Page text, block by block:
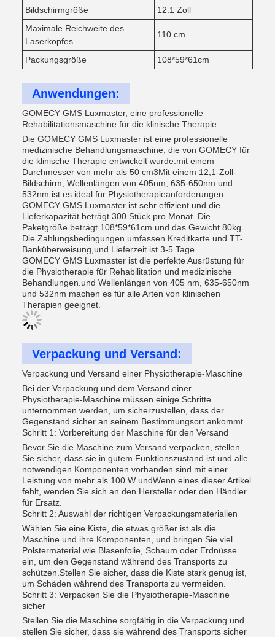
Bildschirmgröße
12.1 Zoll
Maximale Reichweite des
Laserkopfes
110 cm
Packungsgröße 108*59*61cm
Anwendungen:
GOMECY GMS Luxmaster, eine professionelle
Rehabilitationsmaschine für die klinische Therapie
Die GOMECY GMS Luxmaster ist eine professionelle
medizinische Behandlungsmaschine, die von GOMECY für
die klinische Therapie entwickelt wurde.mit einem
Durchmesser von mehr als 50 cm3Mit einem 12,1-Zoll-
Bildschirm, Wellenlängen von 405nm, 635-650nm und
532nm ist es ideal für Physiotherapieanforderungen.
GOMECY GMS Luxmaster ist sehr effizient und die
Lieferkapazität beträgt 300 Stück pro Monat. Die
Paketgröße beträgt 108*59*61cm und das Gewicht 80kg.
Die Zahlungsbedingungen umfassen Kreditkarte und TT-
Banküberweisung,und Lieferzeit ist 3-5 Tage.
GOMECY GMS Luxmaster ist die perfekte Ausrüstung für
die Physiotherapie für Rehabilitation und medizinische
Behandlungen.und Wellenlängen von 405 nm, 635-650nm
und 532nm machen es für alle Arten von klinischen
Therapien geeignet.
Verpackung und Versand:
Verpackung und Versand einer Physiotherapie-Maschine
Bei der Verpackung und dem Versand einer
Physiotherapie-Maschine müssen einige Schritte
unternommen werden, um sicherzustellen, dass der
Gegenstand sicher an seinem Bestimmungsort ankommt.
Schritt 1: Vorbereitung der Maschine für den Versand
Bevor Sie die Maschine zum Versand verpacken, stellen
Sie sicher, dass sie in gutem Funktionszustand ist und alle
notwendigen Komponenten vorhanden sind.mit einer
Leistung von mehr als 100 W undWenn eines dieser Artikel
fehlt, wenden Sie sich an den Hersteller oder den Händler
für Ersatz.
Schritt 2: Auswahl der richtigen Verpackungsmaterialien
Wählen Sie eine Kiste, die etwas größer ist als die
Maschine und ihre Komponenten, und bringen Sie viel
Polstermaterial wie Blasenfolie, Schaum oder Erdnüsse
ein, um den Gegenstand während des Transports zu
schützen.Stellen Sie sicher, dass die Kiste stark genug ist,
um Schäden während des Transports zu vermeiden.
Schritt 3: Verpacken Sie die Physiotherapie-Maschine
sicher
Stellen Sie die Maschine sorgfältig in die Verpackung und
stellen Sie sicher, dass sie während des Transports sicher